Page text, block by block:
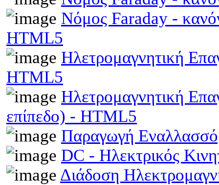
Νόμος Faraday -
HTML5
Ηλετρομαγνητική
HTML5
Ηλετρομαγνητική
επίπεδο) - HTML5
Παραγωγή
DC - Ηλεκτρικός
Διάδοση